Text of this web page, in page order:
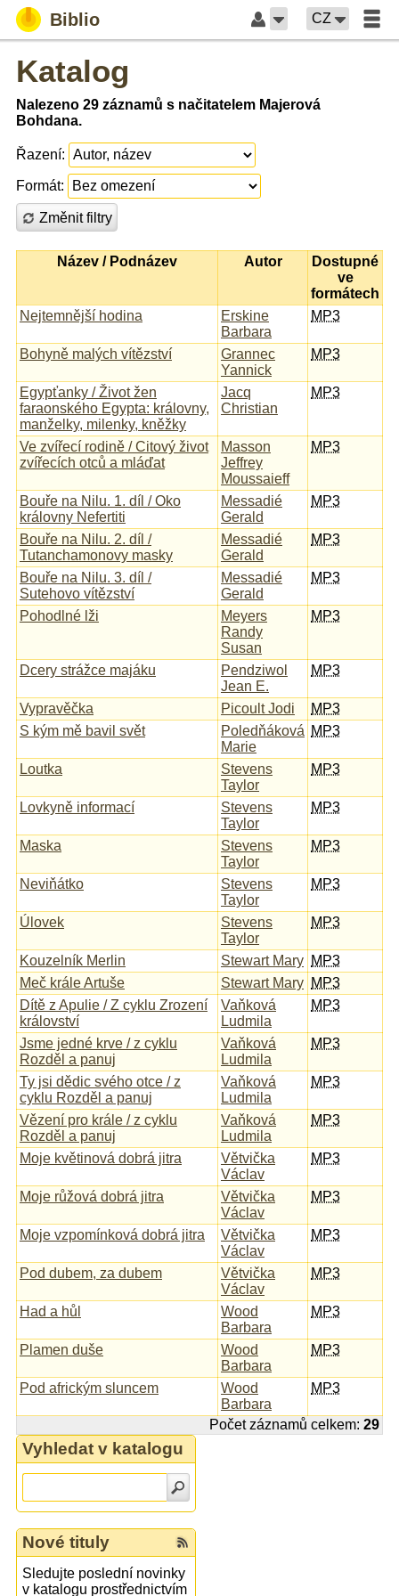
Biblio CZ
Katalog
Nalezeno 29 záznamů s načitatelem Majerová
Bohdana.
Řazení:
Formát:
Změnit filtry
Název / Podnázev Autor
Dostupné
ve
formátech
Nejtemnější hodina
Erskine
Barbara
MP3
Bohyně malých vítězství
Grannec
Yannick
MP3
Egypťanky / Život žen
faraonského Egypta: královny,
manželky, milenky, kněžky
Jacq
Christian
MP3
Ve zvířecí rodině / Citový život
zvířecích otců a mláďat
Masson
Jeffrey
Moussaieff
MP3
Bouře na Nilu. 1. díl / Oko
královny Nefertiti
Messadié
Gerald
MP3
Bouře na Nilu. 2. díl /
Tutanchamonovy masky
Messadié
Gerald
MP3
Bouře na Nilu. 3. díl /
Sutehovo vítězství
Messadié
Gerald
MP3
Pohodlné lži
Meyers
Randy
Susan
MP3
Dcery strážce majáku
Pendziwol
Jean E.
MP3
Vypravěčka Picoult Jodi
MP3
S kým mě bavil svět
Poledňáková
Marie
MP3
Loutka
Stevens
Taylor
MP3
Lovkyně informací
Stevens
Taylor
MP3
Maska
Stevens
Taylor
MP3
Neviňátko
Stevens
Taylor
MP3
Úlovek
Stevens
Taylor
MP3
Kouzelník Merlin Stewart Mary MP3
Meč krále Artuše
Stewart Mary MP3
Dítě z Apulie / Z cyklu Zrození
království
Vaňková
Ludmila
MP3
Jsme jedné krve / z cyklu
Rozděl a panuj
Vaňková
Ludmila
MP3
Ty jsi dědic svého otce / z
cyklu Rozděl a panuj
Vaňková
Ludmila
MP3
Vězení pro krále / z cyklu
Rozděl a panuj
Vaňková
Ludmila
MP3
Moje květinová dobrá jitra
Větvička
Václav
MP3
Moje růžová dobrá jitra
Větvička
Václav
MP3
Moje vzpomínková dobrá jitra
Větvička
Václav
MP3
Pod dubem, za dubem
Větvička
Václav
MP3
Had a hůl
Wood
Barbara
MP3
Plamen duše
Wood
Barbara
MP3
Pod africkým sluncem
Wood
Barbara
MP3
Počet záznamů celkem: 29
Vyhledat v katalogu
Nové tituly
Sledujte poslední novinky
v katalogu prostřednictvím